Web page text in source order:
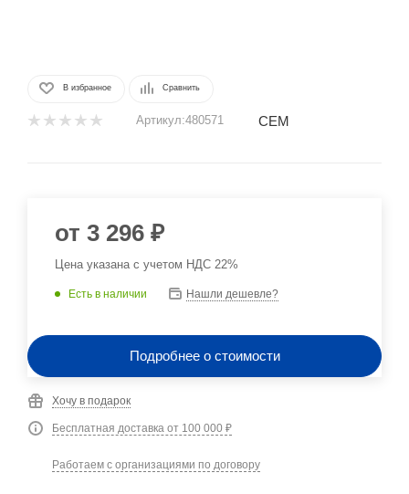
В избранное Сравнить
Артикул:480571 CEM
от 3 296 ₽
Цена указана с учетом НДС 22%
Есть в наличии Нашли дешевле?
Подробнее о стоимости
Хочу в подарок
Бесплатная доставка от 100 000 ₽
Работаем с организациями по договору